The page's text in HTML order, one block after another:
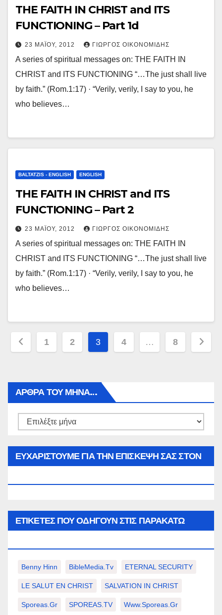
THE FAITH IN CHRIST and ITS
FUNCTIONING – Part 1d
23 ΜΑΪ́ΟΥ, 2012 ΓΙΏΡΓΟΣ ΟΙΚΟΝΟΜΊΔΗΣ
A series of spiritual messages on: THE FAITH IN
CHRIST and ITS FUNCTIONING “…The just shall live
by faith.” (Rom.1:17) · “Verily, verily, I say to you, he
who believes…
BALTATZIS - ENGLISH ENGLISH
THE FAITH IN CHRIST and ITS
FUNCTIONING – Part 2
23 ΜΑΪ́ΟΥ, 2012 ΓΙΏΡΓΟΣ ΟΙΚΟΝΟΜΊΔΗΣ
A series of spiritual messages on: THE FAITH IN
CHRIST and ITS FUNCTIONING “…The just shall live
by faith.” (Rom.1:17) · “Verily, verily, I say to you, he
who believes…
Πλοήγηση
1 2 3 4 … 8
ΑΡΘΡΑ ΤΟΥ ΜΉΝΑ…
Αρθρα
ΕΥΧΑΡΙΣΤΟΥΜΕ ΓΙΑ ΤΗΝ ΕΠΙΣΚΕΨΗ ΣΑΣ ΣΤΟΝ
ΕΤΙΚΈΤΕΣ ΠΟΥ ΟΔΗΓΟΎΝ ΣΤΙΣ ΠΑΡΑΚΆΤΩ
Benny Hinn BibleMedia.tv ETERNAL SECURITY
LE SALUT EN CHRIST SALVATION IN CHRIST
Sporeas.gr SPOREAS.TV Www.sporeas.gr